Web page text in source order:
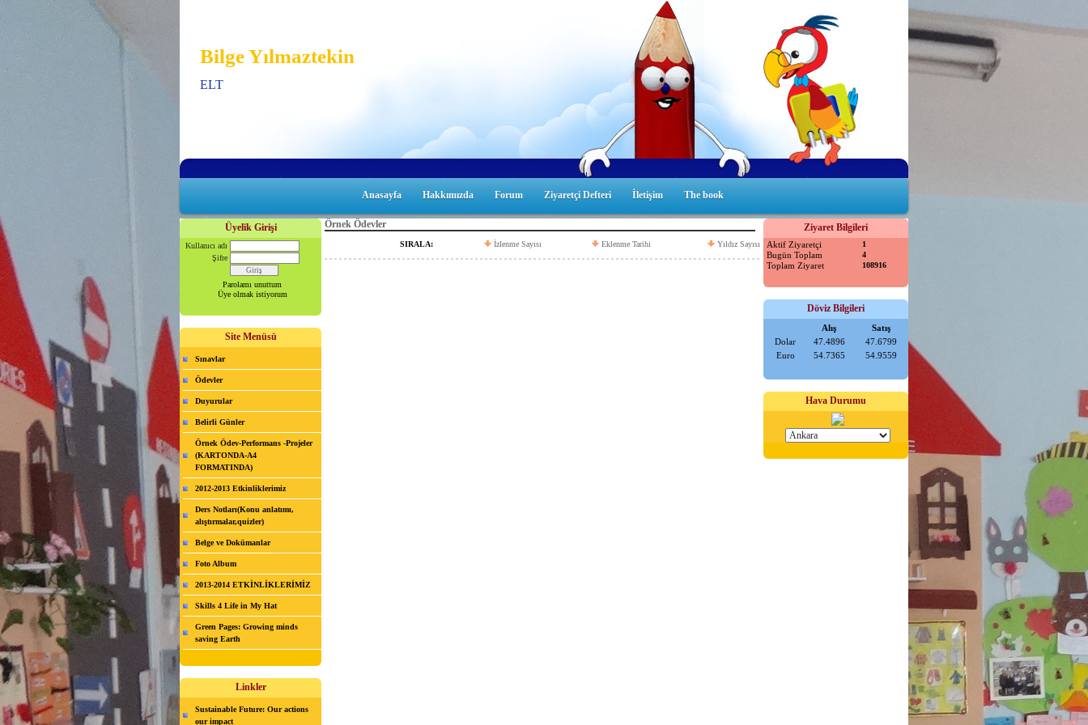
Bilge Yılmaztekin
ELT
Anasayfa Hakkımızda Forum Ziyaretçi Defteri İletişim The book
Üyelik Girişi
Kullanıcı adı
Şifre
Parolamı unuttum
Üye olmak istiyorum
Site Menüsü
Sınavlar
Ödevler
Duyurular
Belirli Günler
Örnek Ödev-Performans -Projeler
(KARTONDA-A4
FORMATINDA)
2012-2013 Etkinliklerimiz
Ders Notları(Konu anlatımı,
alıştırmalar,quizler)
Belge ve Dokümanlar
Foto Album
2013-2014 ETKİNLİKLERİMİZ
Skills 4 Life in My Hat
Green Pages: Growing minds
saving Earth
Linkler
Sustainable Future: Our actions
our impact
Örnek Ödevler
SIRALA: İzlenme Sayısı Eklenme Tarihi Yıldız Sayısı
Ziyaret Bilgileri
Aktif Ziyaretçi 1
Bugün Toplam 4
Toplam Ziyaret 108916
Döviz Bilgileri
Alış
Satış
Dolar
47.4896
47.6799
Euro
54.7365 54.9559
Hava Durumu